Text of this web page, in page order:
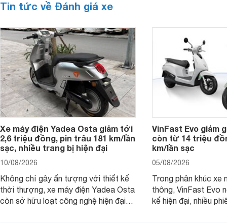
Tin tức về Đánh giá xe
Xe máy điện Yadea Osta giảm tới
2,6 triệu đồng, pin trâu 181 km/lần
sạc, nhiều trang bị hiện đại
10/08/2026
Không chỉ gây ấn tượng với thiết kế
thời thượng, xe máy điện Yadea Osta
còn sở hữu loạt công nghệ hiện đại
VinFast Evo giảm
còn từ 14 triệu
km/lần sạc
05/08/2026
Trong phân khúc xe
thông, VinFast Evo
kế hiện đại, nhiều